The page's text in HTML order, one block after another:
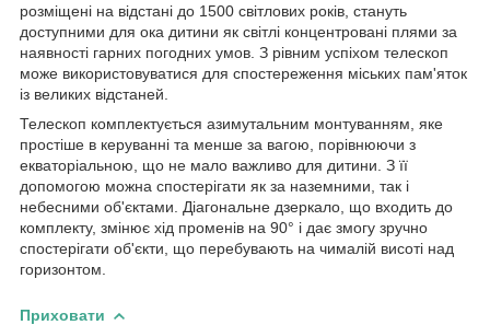
розміщені на відстані до 1500 світлових років, стануть
доступними для ока дитини як світлі концентровані плями за
наявності гарних погодних умов. З рівним успіхом телескоп
може використовуватися для спостереження міських пам'яток
із великих відстаней.
Телескоп комплектується азимутальним монтуванням, яке
простіше в керуванні та менше за вагою, порівнюючи з
екваторіальною, що не мало важливо для дитини. З її
допомогою можна спостерігати як за наземними, так і
небесними об'єктами. Діагональне дзеркало, що входить до
комплекту, змінює хід променів на 90° і дає змогу зручно
спостерігати об'єкти, що перебувають на чималій висоті над
горизонтом.
Приховати